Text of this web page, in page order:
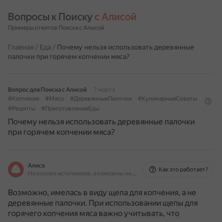
Вопросы к Поиску с Алисой
Примеры ответов Поиска с Алисой
Главная / Еда / Почему нельзя использовать деревянные
палочки при горячем копчении мяса?
Вопрос для Поиска с Алисой
7 марта
#Копчение
#Мясо #ДеревянныеПалочки
#КулинарныеСоветы
#Рецепты
#ПриготовлениеЕды
Почему нельзя использовать деревянные палочки
при горячем копчении мяса?
Алиса
На основе источников, возможны неточности
Как это работает?
Возможно, имелась в виду щепа для копчения, а не
деревянные палочки. При использовании щепы для
горячего копчения мяса важно учитывать, что